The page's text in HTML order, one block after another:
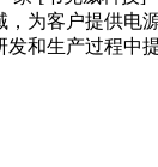
为客户提供
和生产过程中